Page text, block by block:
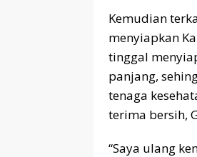
Kemudian
menyiapkan
tinggal
panjang,
tenaga
terima bersih,
“Saya ulang